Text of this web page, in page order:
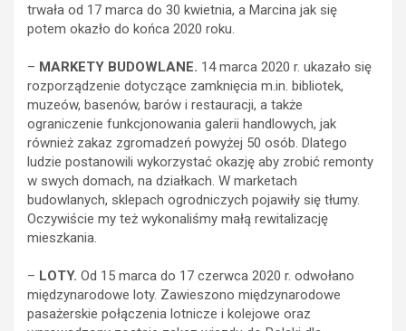
trwała od 17 marca do 30 kwietnia, a Marcina jak się
potem okazło do końca 2020 roku.
– MARKETY BUDOWLANE. 14 marca 2020 r. ukazało się
rozporządzenie dotyczące zamknięcia m.in. bibliotek,
muzeów, basenów, barów i restauracji, a także
ograniczenie funkcjonowania galerii handlowych, jak
również zakaz zgromadzeń powyżej 50 osób. Dlatego
ludzie postanowili wykorzystać okazję aby zrobić remonty
w swych domach, na działkach. W marketach
budowlanych, sklepach ogrodniczych pojawiły się tłumy.
Oczywiście my też wykonaliśmy małą rewitalizację
mieszkania.
– LOTY. Od 15 marca do 17 czerwca 2020 r. odwołano
międzynarodowe loty. Zawieszono międzynarodowe
pasażerskie połączenia lotnicze i kolejowe oraz